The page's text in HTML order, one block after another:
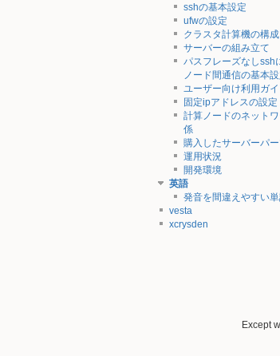
sshの基本設定
ufwの設定
クラスタ計算機の構成
サーバーの組み立て
パスフレーズなしssh
ノード間通信の基本
ユーザー向け利用ガ
固定ipアドレスの設定
計算ノードのネット
係
購入したサーバーパ
運用状況
開発環境
英語
発音を間違えやすい
vesta
xcrysden
Except